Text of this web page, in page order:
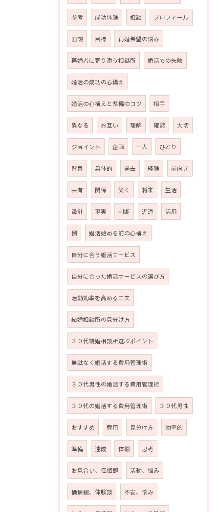
参考 成功体験 相談 プロフィール
面談 目標 再婚希望の悩み
再婚者に寄り添う相談所 婚活での失敗
婚活の成功の心構え
婚活の心構えと準備のコツ 相手
異なる お互い 理解 確認 大切
ジョイント 企画 一人 ひとり
背景 具体的 過去 経験 前向き
共有 関係 築く 将来 生活
設計 現実 判断 近道 活用
例 婚活始める前の心構え
自分に合う婚活サービス
自分に合った婚活サービスの選び方
活動効率を高める工夫
結婚相談所の見分け方
３０代結婚相談所選ぶポイント
無駄なく婚活する費用管理術
３０代男性の婚活する費用管理術
３０代の婚活する費用管理術 ３０代男性
おすすめ 費用 見分け方 効率的
準備 達成 体験 思考
お見合い、価値観 活動、悩み
価値観、体験談 不安、悩み